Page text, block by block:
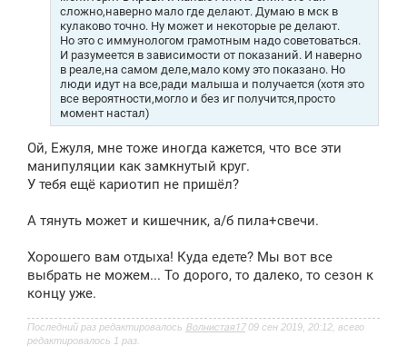
сложно,наверно мало где делают. Думаю в мск в
кулаково точно. Ну может и некоторые ре делают.
Но это с иммунологом грамотным надо советоваться.
И разумеется в зависимости от показаний. И наверно
в реале,на самом деле,мало кому это показано. Но
люди идут на все,ради малыша и получается (хотя это
все вероятности,могло и без иг получится,просто
момент настал)
Ой, Ежуля, мне тоже иногда кажется, что все эти
манипуляции как замкнутый круг.
У тебя ещё кариотип не пришёл?
А тянуть может и кишечник, а/б пила+свечи.
Хорошего вам отдыха! Куда едете? Мы вот все
выбрать не можем... То дорого, то далеко, то сезон к
концу уже.
Последний раз редактировалось Волнистая1709 сен 2019, 20:12, всего
редактировалось 1 раз.